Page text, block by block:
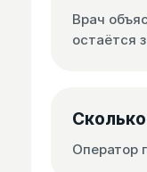
Врач
остаётся
Оператор